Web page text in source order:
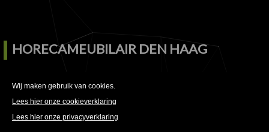
HORECAMEUBILAIR DEN HAAG
Tegenwoordig draait het in een (horeca)zaak